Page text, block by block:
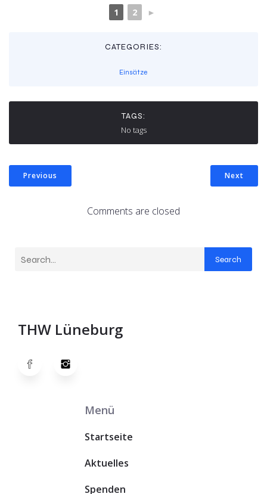
1 2 ►
CATEGORIES:
Einsätze
TAGS:
No tags
Previous Next
Comments are closed
Search
THW Lüneburg
Menü
Startseite
Aktuelles
Spenden